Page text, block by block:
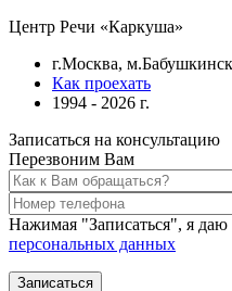
Центр Речи «Каркуша»
г.Москва,
Как проехать
1994 - 2026 г.
Записаться на консультацию
Перезвоним Вам
Нажимая "Записаться", я даю
персональных данных